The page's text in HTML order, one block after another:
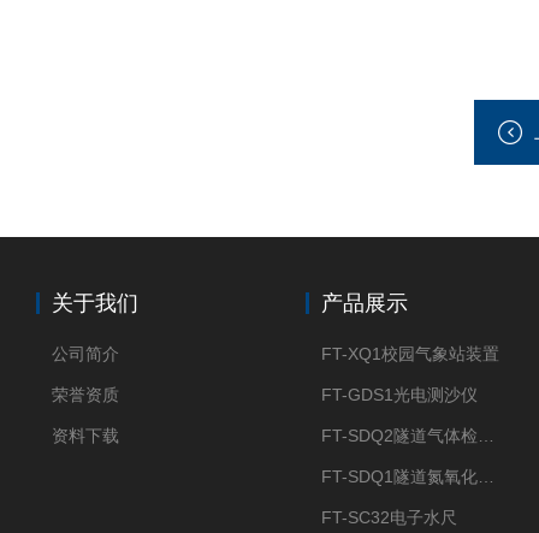
关于我们
公司简介
荣誉资质
资料下载
产品展示
FT-XQ1校园气象站装置
FT-GDS1光电测沙仪
FT-SC32电子水尺